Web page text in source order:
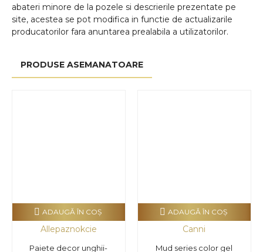
abateri minore de la pozele si descrierile prezentate pe
site, acestea se pot modifica in functie de actualizarile
producatorilor fara anuntarea prealabila a utilizatorilor.
PRODUSE ASEMANATOARE
Allepaznokcie
Paiete decor unghii-
ADAUGĂ ÎN COŞ
Canni
Mud series color gel
ADAUGĂ ÎN COŞ